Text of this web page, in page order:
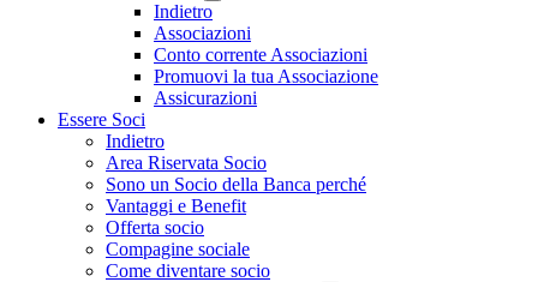
Indietro
Associazioni
Conto corrente Associazioni
Promuovi la tua Associazione
Assicurazioni
Essere Soci
Indietro
Area Riservata Socio
Sono un Socio della Banca perché
Vantaggi e Benefit
Offerta socio
Compagine sociale
Come diventare socio